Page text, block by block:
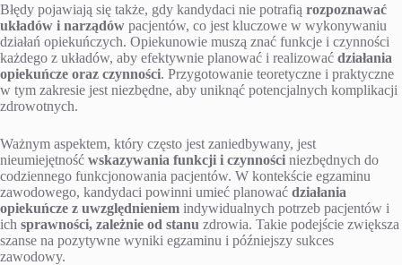
Błędy pojawiają się także, gdy kandydaci nie potrafią rozpoznawać
układów i narządów pacjentów, co jest kluczowe w wykonywaniu
działań opiekuńczych. Opiekunowie muszą znać funkcje i czynności
każdego z układów, aby efektywnie planować i realizować działania
opiekuńcze oraz czynności. Przygotowanie teoretyczne i praktyczne
w tym zakresie jest niezbędne, aby uniknąć potencjalnych komplikacji
zdrowotnych.
Ważnym aspektem, który często jest zaniedbywany, jest
nieumiejętność wskazywania funkcji i czynności niezbędnych do
codziennego funkcjonowania pacjentów. W kontekście egzaminu
zawodowego, kandydaci powinni umieć planować działania
opiekuńcze z uwzględnieniem indywidualnych potrzeb pacjentów i
ich sprawności, zależnie od stanu zdrowia. Takie podejście zwiększa
szanse na pozytywne wyniki egzaminu i późniejszy sukces
zawodowy.